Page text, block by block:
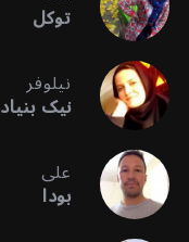
توکل
نیلوفر
نیک بنیاد
علی
بودا